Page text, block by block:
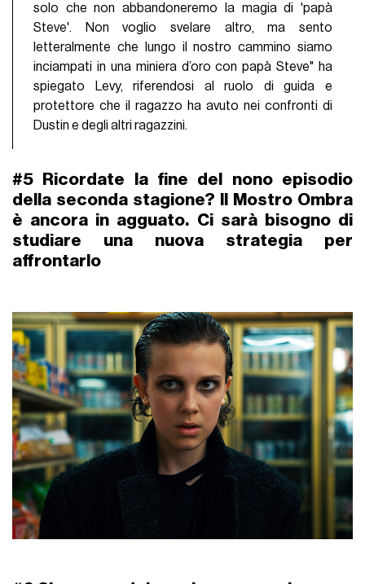
solo che non abbandoneremo la magia di 'papà
Steve'. Non voglio svelare altro, ma sento
letteralmente che lungo il nostro cammino siamo
inciampati in una miniera d’oro con papà Steve" ha
spiegato Levy, riferendosi al ruolo di guida e
protettore che il ragazzo ha avuto nei confronti di
Dustin e degli altri ragazzini.
#5 Ricordate la fine del nono episodio
della seconda stagione? Il Mostro Ombra
è ancora in agguato. Ci sarà bisogno di
studiare una nuova strategia per
affrontarlo